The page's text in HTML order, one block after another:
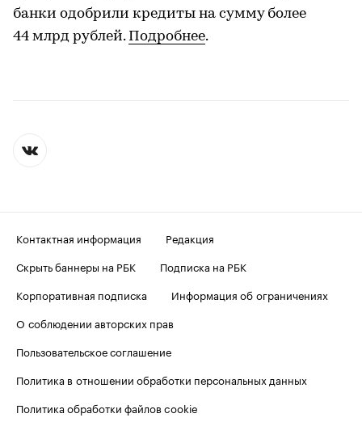
банки одобрили кредиты на сумму более
44 млрд рублей. Подробнее.
Контактная информация
Редакция
Скрыть баннеры на РБК
Подписка на РБК
Корпоративная подписка
Информация об ограничениях
О соблюдении авторских прав
Пользовательское соглашение
Политика в отношении обработки персональных данных
Политика обработки файлов cookie